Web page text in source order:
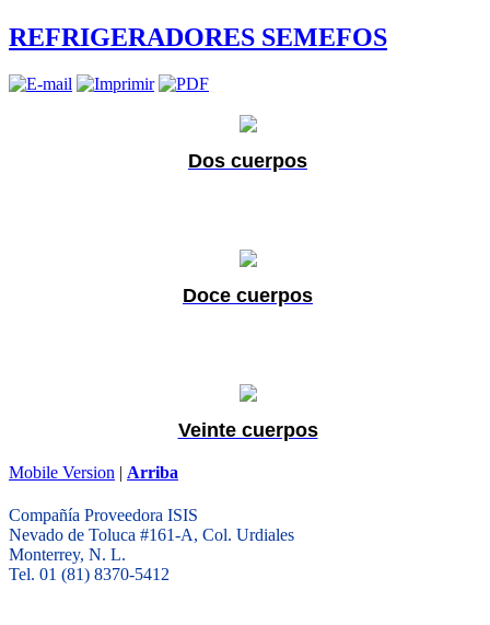
REFRIGERADORES SEMEFOS
Dos cuerpos
Doce cuerpos
Veinte cuerpos
Mobile Version | Arriba
Compañía Proveedora ISIS
Nevado de Toluca #161-A, Col. Urdiales
Monterrey, N. L.
Tel. 01 (81) 8370-5412